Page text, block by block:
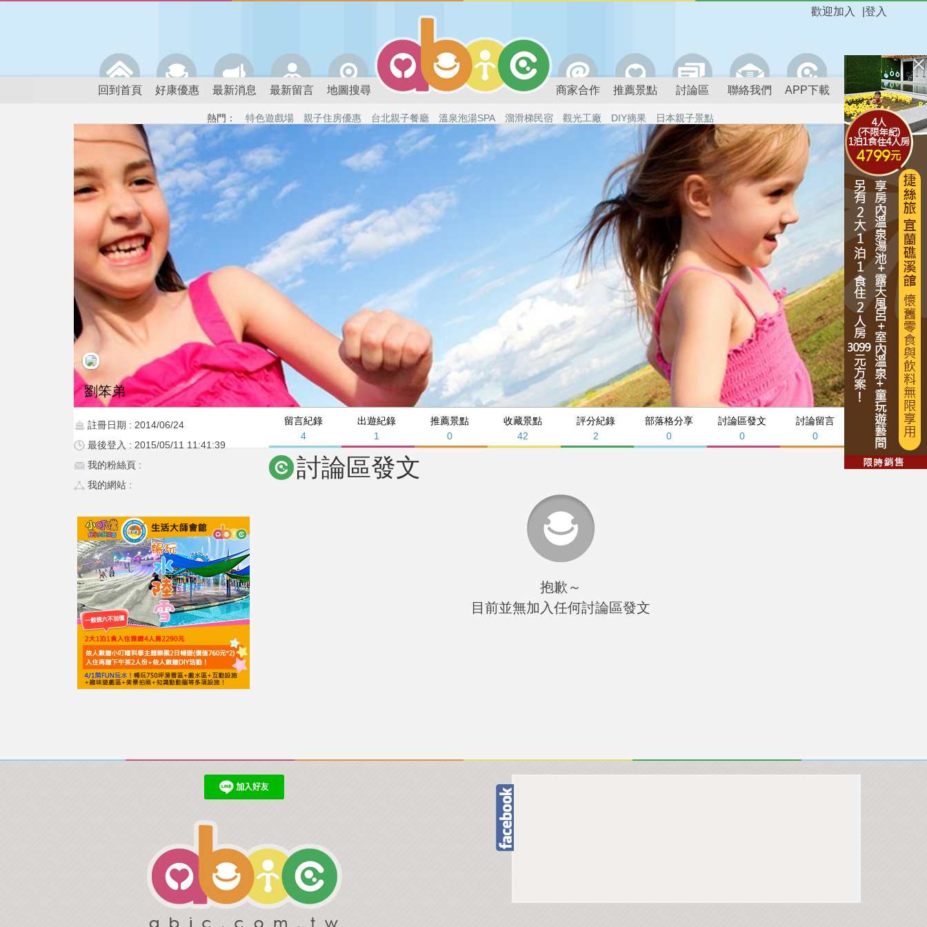
登入
歡迎加入
回到首頁 好康優惠 最新消息 最新留言 地圖搜尋 商家合作 推薦景點 討論區 聯絡我們 APP下載
熱門： 特色遊戲場 親子住房優惠 台北親子餐廳 溫泉泡湯SPA 溜滑梯民宿 觀光工廠 DIY摘果 日本親子景點
留言紀錄
4
出遊紀錄
1
推薦景點
0
收藏景點
42
評分紀錄
2
部落格分享
0
討論區發文
0
討論留言
0
劉笨弟
註冊日期 : 2014/06/24
最後登入 : 2015/05/11 11:41:39
我的粉絲頁 :
我的網站 :
討論區發文
抱歉～
目前並無加入任何討論區發文